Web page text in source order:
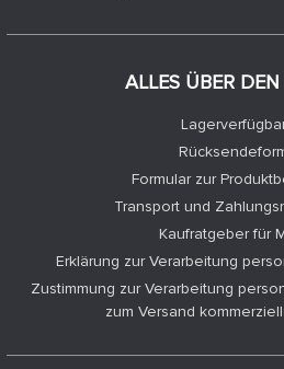
ALLES ÜBER
Formular zur
Transport und
Kaufratgeber für
Erklärung zur Verarbeitung
Zustimmung zur Verarbeitung
zum Versand